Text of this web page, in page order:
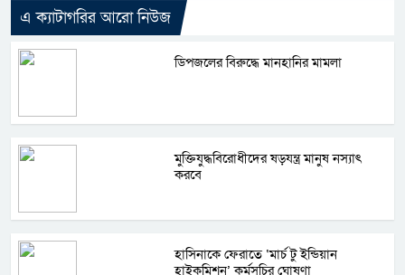
এ ক্যাটাগরির আরো নিউজ
ডিপজলের বিরুদ্ধে মানহানির মামলা
মুক্তিযুদ্ধবিরোধীদের ষড়যন্ত্র মানুষ নস্যাৎ
করবে
হাসিনাকে ফেরাতে ‘মার্চ টু ইন্ডিয়ান
হাইকমিশন’ কর্মসূচির ঘোষণা